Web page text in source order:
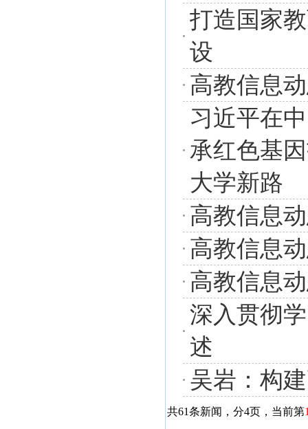
打造国家
设
高教信息
习近平在
承红色基
大学新路
高教信息
高教信息
高教信息
深入贯彻
述
吴岩：构
共61条新闻，分4页，当前第